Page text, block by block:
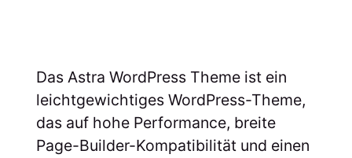
Das Astra WordPress Theme ist ein
leichtgewichtiges WordPress-Theme,
das auf hohe Performance, breite
Page-Builder-Kompatibilität und einen